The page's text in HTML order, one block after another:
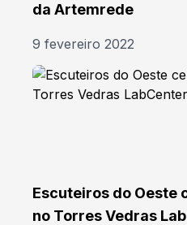
da Artemrede
9 fevereiro 2022
Escuteiros do Oeste
no Torres Vedras